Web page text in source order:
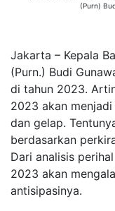
(Purn)
Jakarta – Kepala
(Purn.) Budi
di tahun 2023.
2023 akan
dan gelap.
berdasarkan
Dari analisis
2023 akan
antisipasinya.